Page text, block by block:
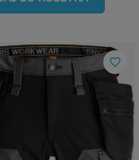
favorite_border